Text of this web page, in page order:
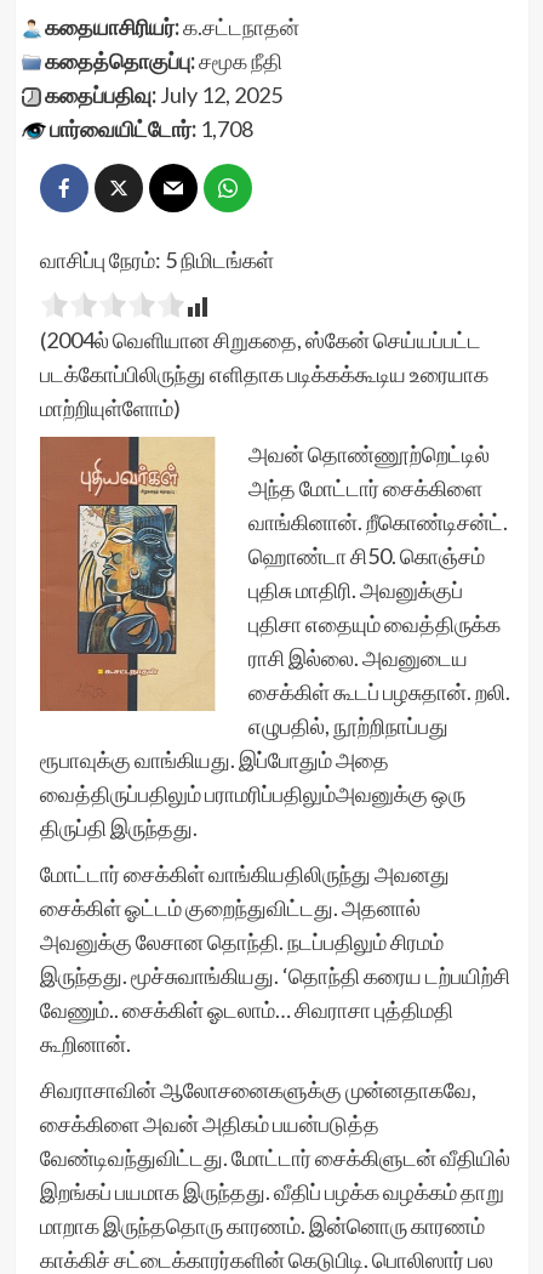
கதையாசிரியர்:க.சட்டநாதன்
கதைத்தொகுப்பு:சமூக நீதி
கதைப்பதிவு:July 12, 2025
பார்வையிட்டோர்:1,708
வாசிப்பு நேரம்: 5நிமிடங்கள்
(2004ல் வெளியான சிறுகதை, ஸ்கேன் செய்யப்பட்ட
படக்கோப்பிலிருந்து எளிதாக படிக்கக்கூடிய உரையாக
மாற்றியுள்ளோம்)
அவன் தொண்ணூற்றெட்டில்
அந்த மோட்டார் சைக்கிளை
வாங்கினான். றீகொண்டிசன்ட்.
ஹொண்டா சி50. கொஞ்சம்
புதிசு மாதிரி. அவனுக்குப்
புதிசா எதையும் வைத்திருக்க
ராசி இல்லை. அவனுடைய
சைக்கிள் கூடப் பழசுதான். றலி.
எழுபதில், நூற்றிநாப்பது
ரூபாவுக்கு வாங்கியது. இப்போதும் அதை
வைத்திருப்பதிலும் பராமரிப்பதிலும்அவனுக்கு ஒரு
திருப்தி இருந்தது.
மோட்டார் சைக்கிள் வாங்கியதிலிருந்து அவனது
சைக்கிள் ஓட்டம் குறைந்துவிட்டது. அதனால்
அவனுக்கு லேசான தொந்தி. நடப்பதிலும் சிரமம்
இருந்தது. மூச்சுவாங்கியது. ‘தொந்தி கரைய டற்பயிற்சி
வேணும்.. சைக்கிள் ஓடலாம்… சிவராசா புத்திமதி
கூறினான்.
சிவராசாவின் ஆலோசனைகளுக்கு முன்னதாகவே,
சைக்கிளை அவன் அதிகம் பயன்படுத்த
வேண்டிவந்துவிட்டது. மோட்டார் சைக்கிளுடன் வீதியில்
இறங்கப் பயமாக இருந்தது. வீதிப் பழக்க வழக்கம் தாறு
மாறாக இருந்ததொரு காரணம். இன்னொரு காரணம்
காக்கிச் சட்டைக்காரர்களின் கெடுபிடி. பொலிஸார் பல